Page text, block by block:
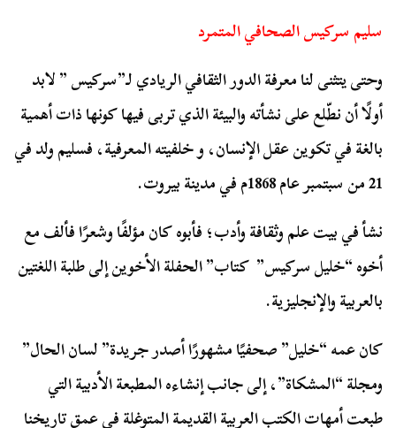
سليم سركيس الصحافي المتمرد
وحتى يتثنى لنا معرفة الدور الثقافي الريادي لـ”سركيس ” لابد
أولًا أن نطّلع على نشأته والبيئة الذي تربى فيها كونها ذات أهمية
بالغة في تكوين عقل الإنسان، و خلفيته المعرفية، فسليم ولد في
21 من سبتمبر عام 1868م في مدينة بيروت.
نشأ في بيت علم وثقافة وأدب؛ فأبوه كان مؤلفًا وشعرًا فألف مع
أخوه “خليل سركيس” كتاب” الحفلة الأخوين إلى طلبة اللغتين
بالعربية والإنجليزية.
كان عمه “خليل” صحفيًا مشهورًا أصدر جريدة” لسان الحال”
ومجلة “المشكاة”، إلى جانب إنشاءه المطبعة الأدبية التي
طبعت أمهات الكتب العربية القديمة المتوغلة في عمق تاريخنا